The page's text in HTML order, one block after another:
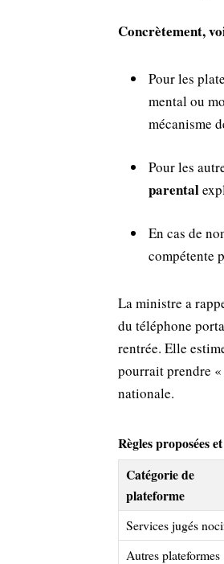
Concrètement,
Pour les
mental ou
mécanisme
Pour les
parental
En cas de
compétente
La ministre a
du téléphone
rentrée. Elle
pourrait prendre
nationale.
Règles proposées
Catégorie de
plateforme
Services jugés
Autres plateformes